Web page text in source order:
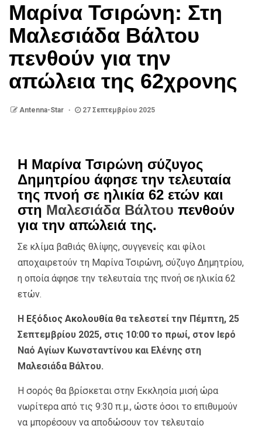
Μαρίνα Τσιρώνη: Στη
Μαλεσιάδα Βάλτου
πενθούν για την
απώλεια της 62χρονης
Antenna-Star 27 Σεπτεμβρίου 2025
Η Μαρίνα Τσιρώνη σύζυγος
Δημητρίου άφησε την τελευταία
της πνοή σε ηλικία 62 ετών και
στη Μαλεσιάδα Βάλτου πενθούν
για την απώλειά της.
Σε κλίμα βαθιάς θλίψης, συγγενείς και φίλοι
αποχαιρετούν τη Μαρίνα Τσιρώνη, σύζυγο Δημητρίου,
η οποία άφησε την τελευταία της πνοή σε ηλικία 62
ετών.
Η Εξόδιος Ακολουθία θα τελεστεί την Πέμπτη, 25
Σεπτεμβρίου 2025, στις 10:00 το πρωί, στον Ιερό
Ναό Αγίων Κωνσταντίνου και Ελένης στη
Μαλεσιάδα Βάλτου.
Η σορός θα βρίσκεται στην Εκκλησία μισή ώρα
νωρίτερα από τις 9:30 π.μ., ώστε όσοι το επιθυμούν
να μπορέσουν να αποδώσουν τον τελευταίο